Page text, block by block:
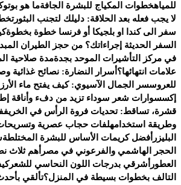
للمياهخطوات المكياج للبشرة الجافةما هو
لا يجب فعله بعد الحلاقة: دليلك لتجنب البثور
سفر الى كندا او بلجيكا أو فرنسا خطوة بخطوة
السفر الحديثة إجراءاتك؟ من حجز الطيران
في مركز التأشيرات الموحد بجدةمدة صلاحية
علامات انتهائها؟ أسرار النضارة: نصائح غذائية
للعروسسر الجمال الآسيوي: كيف يفتح ماء
إكسسوارات شعر سوداء تزيد من دفء وأناقة
قشرة، تساقط: تحديات فروة الرأس في الخريف
وطريقة استخدامهلفات حجاب عصرية وتسريحات
البليزر أفضل كريمات الأساس للبشرة المختلطة
الحجر الهاشمي والفرعوني في مصر أهم ثلاث
العطور أشرقي بدرجات اللون النحاسي للشعر
التالف بخطوات بسيطة في المنزل؟تألقي